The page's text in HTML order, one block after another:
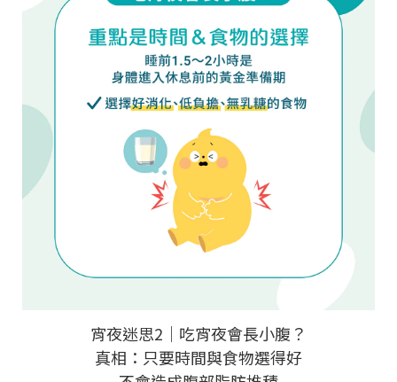
宵夜迷思2｜吃宵夜會長小腹？
真相：只要時間與食物選得好